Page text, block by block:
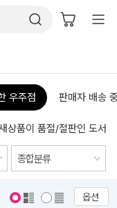
우주점 판매자 배송
상품이 품절/절판인 도서
옵션